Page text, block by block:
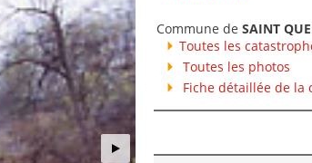
Commune de SAINT
Toutes les
Toutes les photos
Fiche détaillée de la